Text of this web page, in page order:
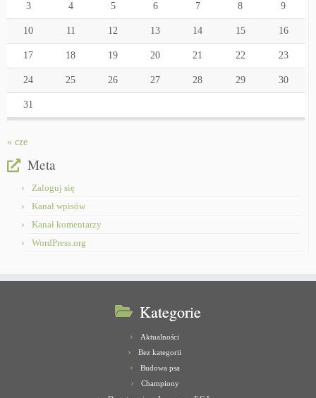
3 4 5 6 7 8 9
10 11 12 13 14 15 16
17 18 19 20 21 22 23
24 25 26 27 28 29 30
31
« cze
Meta
Zaloguj się
Kanał wpisów
Kanał komentarzy
WordPress.org
Kategorie
Aktualności
Bez kategorii
Budowa psa
Championy